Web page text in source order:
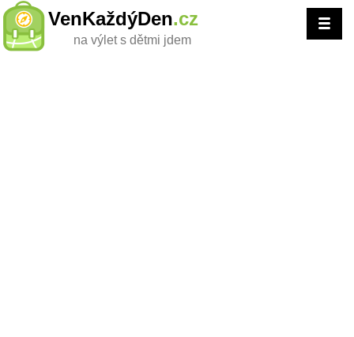
VenKaždýDen.cz
na výlet s dětmi jdem